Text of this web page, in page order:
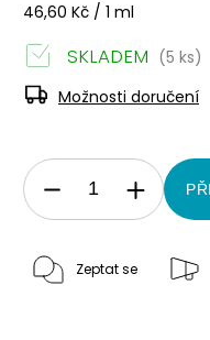
46,60 Kč / 1 ml
SKLADEM (5 ks)
Možnosti doručení
Zeptat se